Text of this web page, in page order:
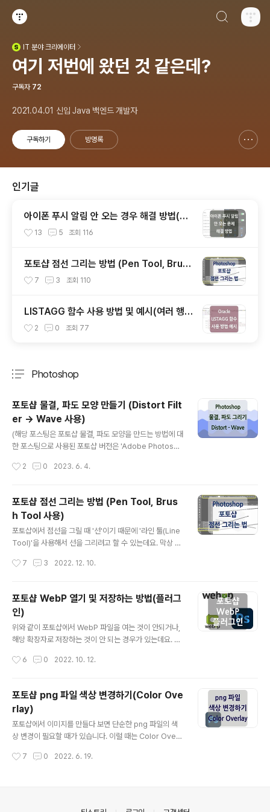
IT 분야 크리에이터
여기 저번에 왔던 것 같은데?
구독자 72
2021.04.01 신입 Java 백엔드 개발자
구독하기 방명록
인기글
아이폰 푸시 알림 안 오는 경우 해결 방법(위
치 및 개인 정보 보호 재설정)
13 5 조회 116
포토샵 점선 그리는 방법 (Pen Tool, Brus
h Tool 사용)
7 3 조회 110
LISTAGG 함수 사용 방법 및 예시(여러 행의
값을 하나의 문자열로 결합할 때)
2 0 조회 77
Photoshop
포토샵 물결, 파도 모양 만들기 (Distort Filt
er -> Wave 사용)
(해당 포스팅은 포토샵 물결, 파도 모양을 만드는 방법에 대
한 포스팅으로 사용된 포토샵 버전은 'Adobe Photosho
tangle Tool'을 기반으로 물결 모양을 만드는 예시로, 사
적용할 수 있습니다. 먼저 위 이미지에서 보이는 것과 같이
물결 모양을 만들 Rantangle 하나를 생성합니다. 다음으
로 포토샵 상단 'Filter -> Distort -> Wave...'의 경로를
통해 'Wave' 기능을 적용합니다. 그러면 아래와 같은 메시
지가 출력되고 Convert To Smart Object, Rasterize
2 0 2023. 6. 4.
포토샵 점선 그리는 방법 (Pen Tool, Brus
h Tool 사용)
포토샵에서 점선을 그릴 때 '선'이기 때문에 '라인 툴(Line
Tool)'을 사용해서 선을 그리려고 할 수 있는데요. 막상 라
깔끔한 점선이 나오지 않게 됩니다. 이유는 Fill(칠) 영역과
테두리(stroke) 부분에 점선이 적용되기 때문입니다. 그
렇다면 포토샵에서 점선을 그리는 두 가지 방법(펜 툴, 브러
쉬 툴)에 대해서 이어서 살펴보겠습니다. (예시에 사용된
포토샵 버전은 Adobe Photoshop 2020을 사용하였
습니다.) 1. 펜 툴(Pen Tool) 점선 그리기 펜 툴(단축키 p)
칠(File)의 경우 색상 없음을 선..
7 3 2022. 12. 10.
포토샵 WebP 열기 및 저장하는 방법(플러그
인)
위와 같이 포토샵에서 WebP 파일을 여는 것이 안되거나,
해당 확장자로 저장하는 것이 안 되는 경우가 있는데요. W
는 최근 23.2 버전 업데이트를 통해 WebP 파일을 지원하
에 대한 간단한 설명이 있으니 궁금하시다면 참고하셔도
좋을 것 같습니다.) Adobe 구독 서비스를 사용하는 사용
자의 경우에는 업데이트를 통해 WebP를 사용하면 되지
만, 이전 버전의 포토샵을 사용하고 있다면 직접 플러그인
을 설치해야 WebP 파일을 열거나 저장할 수 있는데요.
hub.com/webmproject/WebPShop/releases (플
6 0 2022. 10. 12.
포토샵 png 파일 색상 변경하기(Color Ove
rlay)
포토샵에서 이미지를 만들다 보면 단순한 png 파일의 색
상 변경이 필요할 때가 있습니다. 이럴 때는 Color Overl
수 있는데요. 아래 내용을 통해 살펴보겠습니다. 번외로, 페
다. Color Overlay 기능은 Layers에서 해당 png laye
7 0 2022. 6. 19.